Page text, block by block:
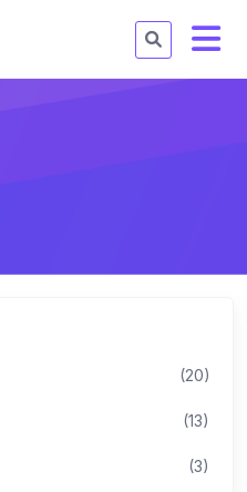
(20)
(13)
(3)